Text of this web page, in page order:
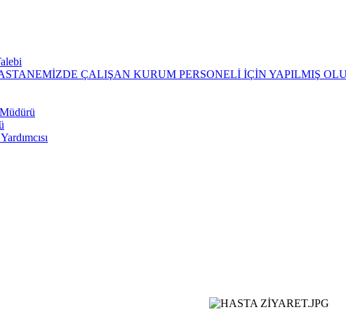
ÇALIŞAN KURUM PERSONELİ İÇİN YAPILMIŞ